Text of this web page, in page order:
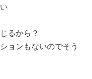
るから？
ョンもないのでそう